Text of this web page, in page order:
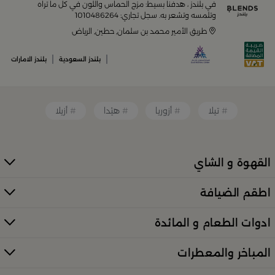
أواني تقديم فاخرة وأطقم مائدة راقية
أدوات القهوة والشاي الفريدة
معطرات وإضاءات تضفي أجواءً فريدة في المكان
كل ذلك من تشكيلة واسعة مختارة بعناية توازن بين الذوق
منتجات بلندز كاملة (All Products)
تسوقي أدوات تقديم وضيافة راقية في
في بلندز ، هدفنا بسيط: مزج الحماس واللون في كل ما تراه
وتلمسه وتشعر به. سجل تجاري: 1010486264
طريق الأمير محمد بن سلمان, حطين, الرياض
بلندز السعودية بلندز الامارات
تيلا أزوريا هيْدا أزيلا
القهوة و الشاي
اطقم الضيافة
ادوات الطعام و المائدة
المباخر والمعطرات